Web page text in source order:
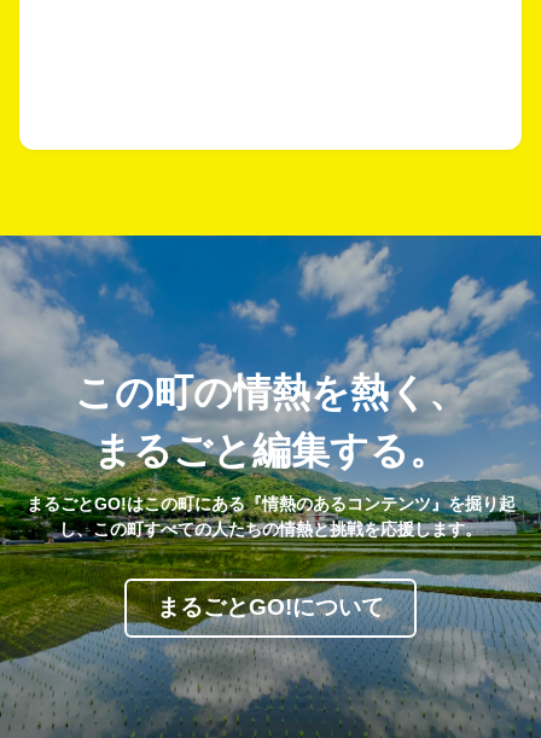
この町の情熱を熱く、
まるごと編集する。
まるごとGO!はこの町にある『情熱のあるコンテンツ』を掘り起
し、この町すべての人たちの情熱と挑戦を応援します。
まるごとGO!について